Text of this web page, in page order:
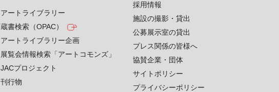
アートライブラリー
蔵書検索（OPAC）
アートライブラリー企画
展覧会情報検索「アートコモンズ」
JACプロジェクト
刊行物
採用情報
施設の撮影・貸出
公募展示室の貸出
プレス関係の皆様へ
協賛企業・団体
サイトポリシー
プライバシーポリシー